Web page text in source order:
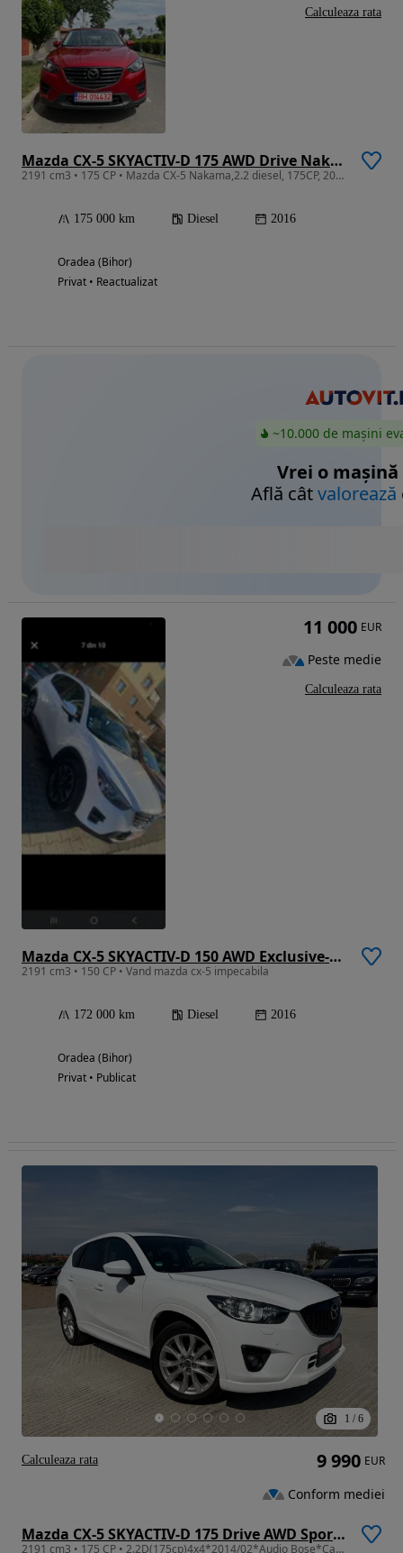
Mazda CX-5 SKYACTIV-D 175 AWD Drive Nakama Intense
2191 cm3 • 175 CP • Mazda CX-5 Nakama,2.2 diesel, 175CP, 2016, 175.000 km.
175 000 km Diesel 2016
Oradea (Bihor)
Privat • Reactualizat
Calculeaza rata
~10.000 de mașini
Vrei o mașină
Află câtvalorează
Mazda CX-5 SKYACTIV-D 150 AWD Exclusive-Line
2191 cm3 • 150 CP • Vand mazda cx-5 impecabila
172 000 km Diesel 2016
Oradea (Bihor)
Privat • Publicat
11 000 EUR
Peste medie
Calculeaza rata
1 / 6
Mazda CX-5 SKYACTIV-D 175 Drive AWD Sports-Line
2191 cm3 • 175 CP • 2.2D(175cp)4x4*2014/02*Audio Bose*Camera*Lane Assist*Navi*Piele*
9 990 EUR
Conform mediei
Calculeaza rata